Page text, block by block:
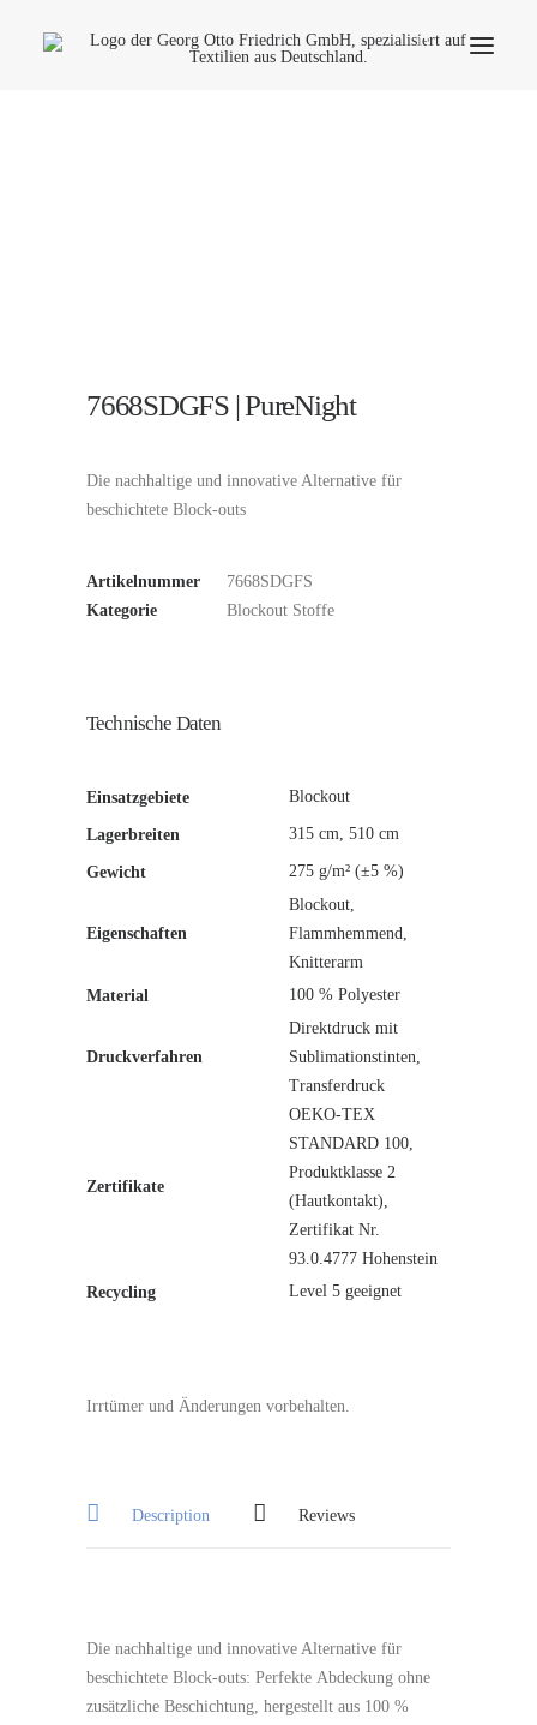
7668SDGFS | PureNight
Die nachhaltige und innovative Alternative für
beschichtete Block-outs
Artikelnummer
7668SDGFS
Kategorie
Blockout Stoffe
Technische Daten
Einsatzgebiete Blockout
Lagerbreiten 315 cm, 510 cm
Gewicht 275 g/m² (±5 %)
Eigenschaften
Blockout,
Flammhemmend,
Knitterarm
Material
100 % Polyester
Druckverfahren
Direktdruck mit
Sublimationstinten,
Transferdruck
Zertifikate
OEKO-TEX
STANDARD 100,
Produktklasse 2
(Hautkontakt),
Zertifikat Nr.
93.0.4777 Hohenstein
Recycling
Level 5 geeignet
Irrtümer und Änderungen vorbehalten.
Description Reviews
Die nachhaltige und innovative Alternative für
beschichtete Block-outs: Perfekte Abdeckung ohne
zusätzliche Beschichtung, hergestellt aus 100 %